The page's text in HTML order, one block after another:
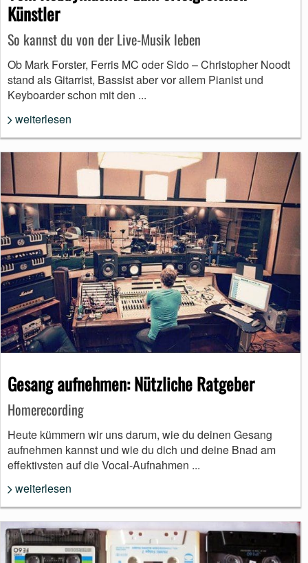
Künstler
So kannst du von der Live-Musik leben
Ob Mark Forster, Ferris MC oder Sido – Christopher Noodt
stand als Gitarrist, Bassist aber vor allem Pianist und
Keyboarder schon mit den ...
weiterlesen
Gesang aufnehmen: Nützliche Ratgeber
Homerecording
Heute kümmern wir uns darum, wie du deinen Gesang
aufnehmen kannst und wie du dich und deine Bnad am
effektivsten auf die Vocal-Aufnahmen ...
weiterlesen